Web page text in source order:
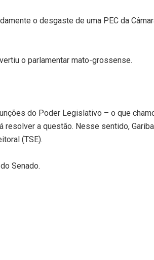
o desgaste de uma PEC da
o parlamentar mato-grossense.
do Poder Legislativo – o que
a questão. Nesse sentido,
(TSE).
Senado.